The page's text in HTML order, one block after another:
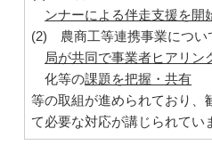
ンナーによる伴走支援を開
(2) 農商工等連携事業につい
局が共同で事業者ヒアリン
化等の課題を把握・共有
等の取組が進められており、
て必要な対応が講じられてい